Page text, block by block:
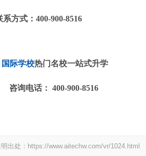
方式： 400-900-8516
国际学校热门名校一站式升学
咨询电话： 400-900-8516
出处： https://www.aitechw.com/vr/1024.html